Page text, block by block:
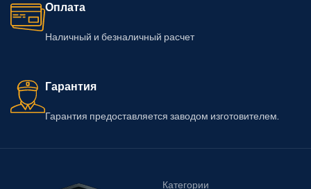
Оплата
Наличный и безналичный расчет
Гарантия
Гарантия предоставляется заводом изготовителем.
Категории